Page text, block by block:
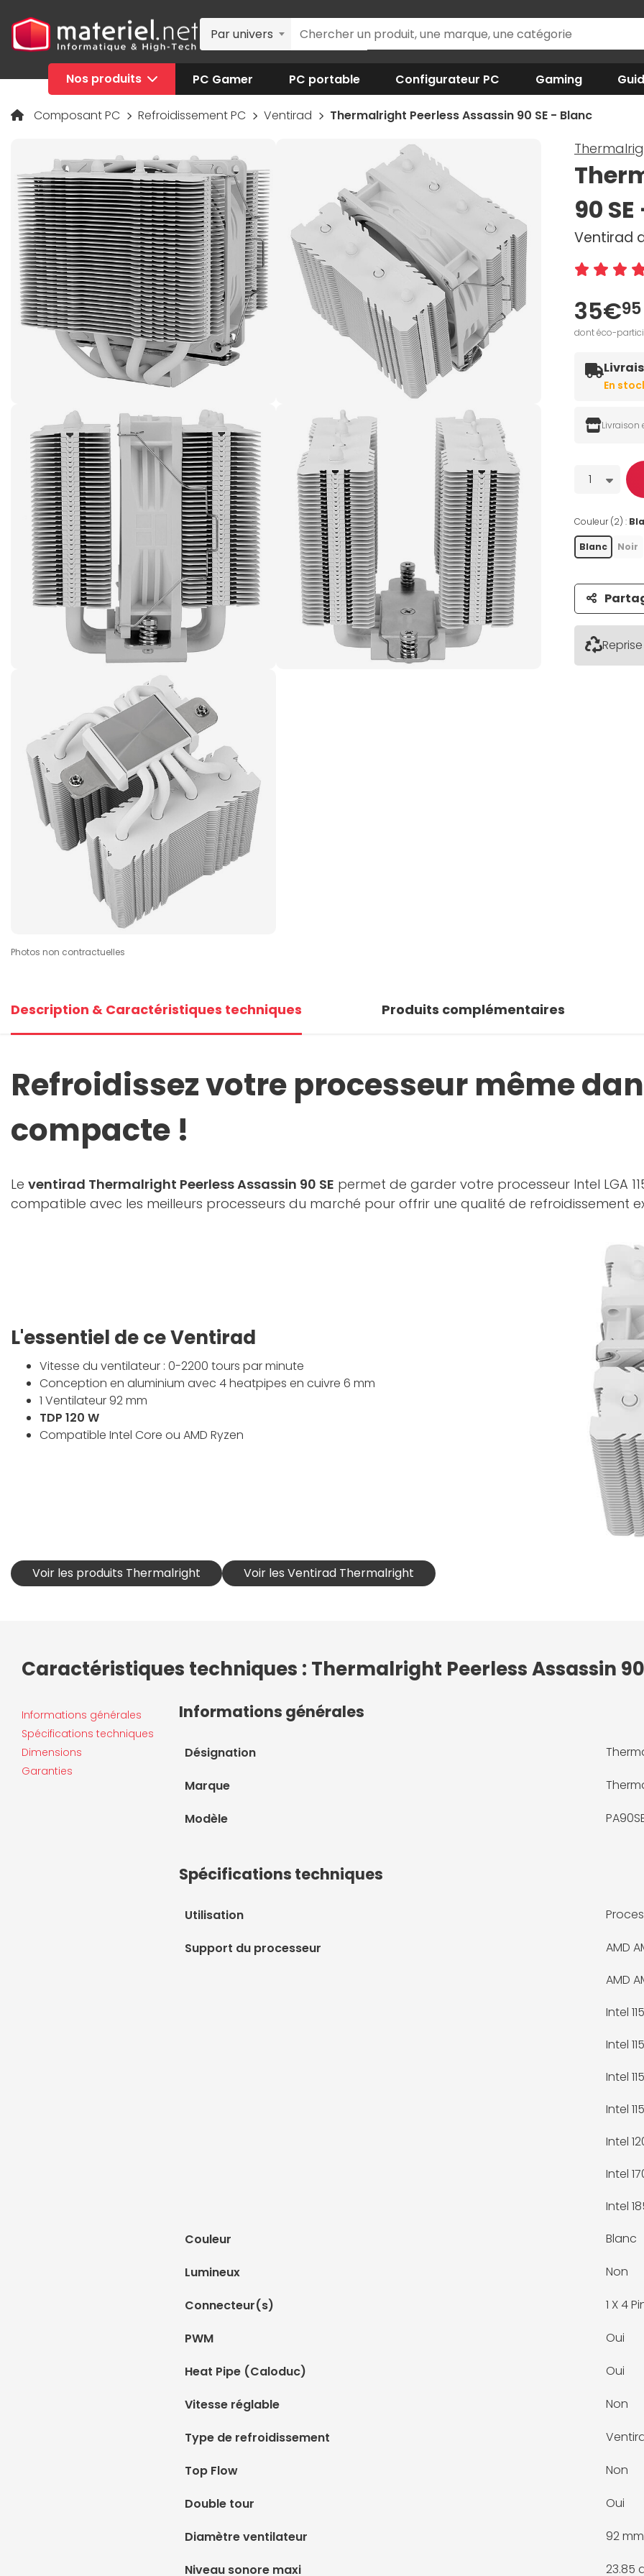
Par univers
Nos produits PC Gamer PC portable Configurateur PC Gaming
Composant PC Refroidissement PC Ventirad Thermalright Peerless Assassin 90 SE - Blanc
Photos non contractuelles
90
Ventirad
35€95
dont éco-
Livraison
Quantité
1
Couleur (2) :
Blanc Noir
Description & Caractéristiques techniques Produits complémentaires
Refroidissez votre processeur même
compacte !
Le ventirad Thermalright Peerless Assassin 90 SE permet de garder votre processeur Intel LGA
compatible avec les meilleurs processeurs du marché pour offrir une qualité de refroidissement
L'essentiel de ce Ventirad
Vitesse du ventilateur : 0-2200 tours par minute
Conception en aluminium avec 4 heatpipes en cuivre 6 mm
1 Ventilateur 92 mm
TDP 120 W
Compatible Intel Core ou AMD Ryzen
Voir les produits Thermalright Voir les Ventirad Thermalright
Caractéristiques techniques : Thermalright Peerless Assassin
Informations générales
Spécifications techniques
Dimensions
Garanties
Informations générales
Désignation
Marque
Modèle
Spécifications techniques
Utilisation
Support du processeur
AMD
AMD
Intel
Intel
Intel
Intel
Intel
Intel
Intel
Couleur
Blanc
Lumineux Non
Connecteur(s) 1 X4
PWM Oui
Heat Pipe (Caloduc) Oui
Vitesse réglable Non
Type de refroidissement
Top Flow Non
Double tour Oui
Diamètre ventilateur 92 mm
Niveau sonore maxi 23.85